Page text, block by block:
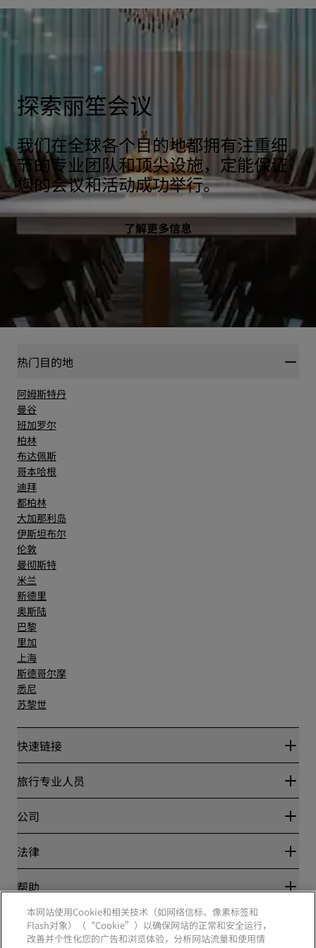
探索丽笙会议
我们在全球各个目的地都拥有注重细
节的专业团队和顶尖设施，定能保证
您的会议和活动成功举行。
了解更多信息
热门目的地
阿姆斯特丹
曼谷
班加罗尔
柏林
布达佩斯
哥本哈根
迪拜
都柏林
大加那利岛
伊斯坦布尔
伦敦
曼彻斯特
米兰
新德里
奥斯陆
巴黎
里加
上海
斯德哥尔摩
悉尼
苏黎世
快速链接
丽赏会
Blog
目的地
丽笙酒店集团APP
体育认证酒店
家庭友好型酒店
旅行专业人员
合作伙伴
公司
丽笙酒店集团
工作机会 RHG
工作机会 PPHE
工作机会 EHL
The Club by RHG
发展机会
法律
隐私中心
丽赏会条款和条件
网站使用协议
数字无障碍
帮助
消费者警示
联系方式
社交媒体
本网站使用Cookie和相关技术（如网络信标、像素标签和
Flash对象）（“Cookie”）以确保网站的正常和安全运行，
改善并个性化您的广告和浏览体验，分析网站流量和使用情